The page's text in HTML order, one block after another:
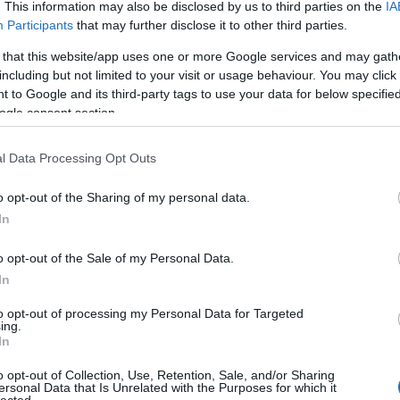
This information may also be disclosed by us to third parties on the
Participants that may further disclose it to other third parties.
that this website/app uses one or more Google services and may
but not limited to your visit or usage behaviour. You may
to Google and its third-party tags to use your data for below
consent section.
Data Processing Opt Outs
opt-out of the Sharing of my personal data.
opt-out of the Sale of my Personal Data.
opt-out of processing my Personal Data for Targeted
opt-out of Collection, Use, Retention, Sale, and/or Sharing
Data that Is Unrelated with the Purposes for which it
(
(18